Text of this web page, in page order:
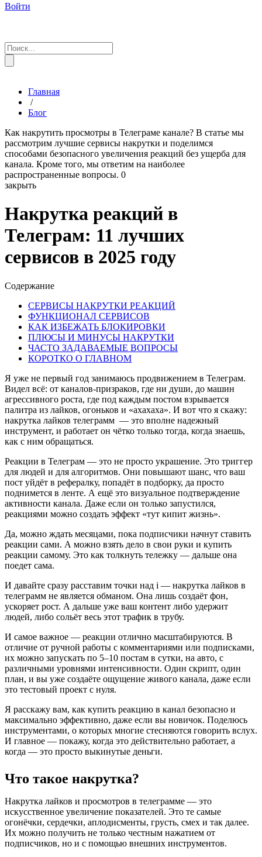
Войти
Главная
/
Блог
Как накрутить просмотры в Телеграме канале? В статье мы
рассмотрим лучшие сервисы накрутки и поделимся
способами безопасного увеличения реакций без ущерба для
канала. Кроме того, мы ответим на наиболее
распространенные вопросы. 0
закрыть
Накрутка реакций в
Телеграм: 11 лучших
сервисов в 2025 году
Содержание
СЕРВИСЫ НАКРУТКИ РЕАКЦИЙ
ФУНКЦИОНАЛ СЕРВИСОВ
КАК ИЗБЕЖАТЬ БЛОКИРОВКИ
ПЛЮСЫ И МИНУСЫ НАКРУТКИ
ЧАСТО ЗАДАВАЕМЫЕ ВОПРОСЫ
КОРОТКО О ГЛАВНОМ
Я уже не первый год занимаюсь продвижением в Телеграм.
Видел всё: от каналов-призраков, где ни души, до машин
агрессивного роста, где под каждым постом взрывается
палитра из лайков, огоньков и «ахахаха». И вот что я скажу:
накрутка лайков телеграмм  — это вполне надежный
инструмент, и работает он чётко только тогда, когда знаешь,
как с ним обращаться.
Реакции в Телеграм — это не просто украшение. Это триггер
для людей и для алгоритмов. Они повышают шанс, что ваш
пост уйдёт в рефералку, попадёт в подборку, да просто
поднимется в ленте. А ещё это визуальное подтверждение
активности канала. Даже если он только запустился,
реакциями можно создать эффект «тут кипит жизнь».
Да, можно ждать месяцами, пока подписчики начнут ставить
реакции сами. А можно взять дело в свои руки и купить
реакции самому. Это как толкнуть тележку — дальше она
поедет сама.
И давайте сразу расставим точки над i — накрутка лайков в
телеграмм не является обманом. Она лишь создаёт фон,
ускоряет рост. А дальше уже ваш контент либо удержит
людей, либо сольёт весь этот трафик в трубу.
И самое важное — реакции отлично масштабируются. В
отличие от ручной работы с комментариями или подписками,
их можно запускать по 5–10 постам в сутки, на авто, с
различными уровнями интенсивности. Один скрипт, один
план, и вы уже создаёте ощущение живого канала, даже если
это тестовый проект с нуля.
Я расскажу вам, как купить реакцию в канал безопасно и
максимально эффективно, даже если вы новичок. Поделюсь
инструментами, о которых многие стесняются говорить вслух.
И главное — покажу, когда это действительно работает, а
когда — это просто выкинутые деньги.
Что такое накрутка?
Накрутка лайков и просмотров в телеграмме — это
искусственное увеличение показателей. Это те самые
огонёчки, сердечки, аплодисменты, грусть, смех и так далее.
Их можно получить не только честным нажатием от
подписчиков, но и с помощью внешних инструментов.